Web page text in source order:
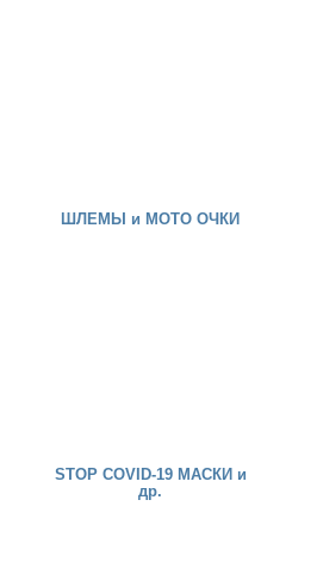
ШЛЕМЫ и МОТО ОЧКИ
STOP COVID-19 МАСКИ и
др.